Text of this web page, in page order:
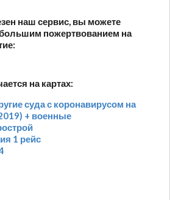
наш сервис, вы можете
пожертвованием на
на картах:
суда с коронавирусом на
+ военные
1 рейс